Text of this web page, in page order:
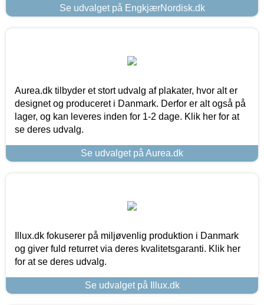
Se udvalget på EngkjærNordisk.dk
Aurea.dk tilbyder et stort udvalg af plakater, hvor alt er
designet og produceret i Danmark. Derfor er alt også på
lager, og kan leveres inden for 1-2 dage. Klik her for at
se deres udvalg.
Se udvalget på Aurea.dk
Illux.dk fokuserer på miljøvenlig produktion i Danmark
og giver fuld returret via deres kvalitetsgaranti. Klik her
for at se deres udvalg.
Se udvalget på Illux.dk